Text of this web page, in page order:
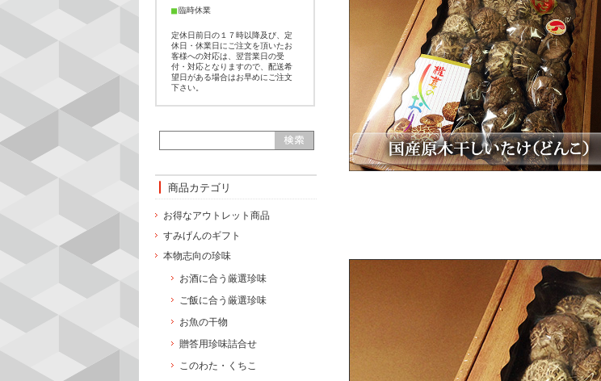
■臨時休業
定休日前日の１７時以降及び、定
休日・休業日にご注文を頂いたお
客様への対応は、翌営業日の受
付・対応となりますので、配送希
望日がある場合はお早めにご注文
下さい。
商品カテゴリ
お得なアウトレット商品
すみげんのギフト
本物志向の珍味
お酒に合う厳選珍味
ご飯に合う厳選珍味
お魚の干物
贈答用珍味詰合せ
このわた・くちこ